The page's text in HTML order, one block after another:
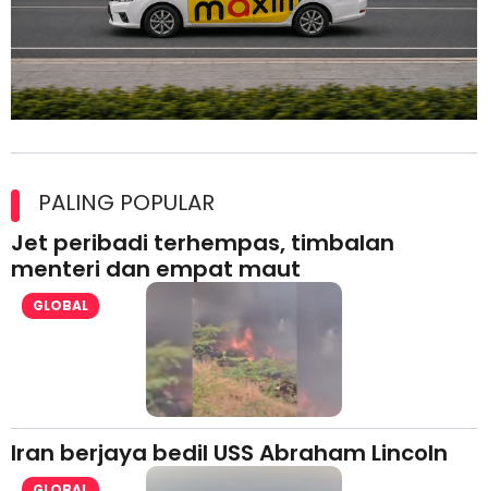
lesen separuh pertama 2026
PALING POPULAR
Jet peribadi terhempas, timbalan
menteri dan empat maut
GLOBAL
Iran berjaya bedil USS Abraham Lincoln